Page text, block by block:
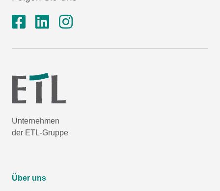
Unternehmen
der ETL-Gruppe
Über uns